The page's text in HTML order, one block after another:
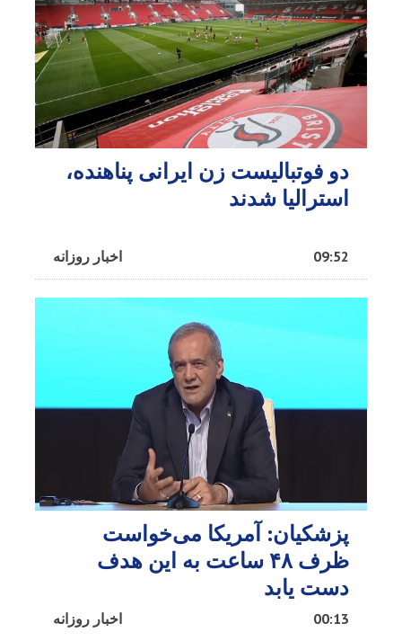
دو فوتبالیست زن ایرانی پناهنده،
استرالیا شدند
اخبار روزانه 09:52
پزشکیان: آمریکا می‌خواست
ظرف ۴۸ ساعت به این هدف
دست یابد
اخبار روزانه 00:13